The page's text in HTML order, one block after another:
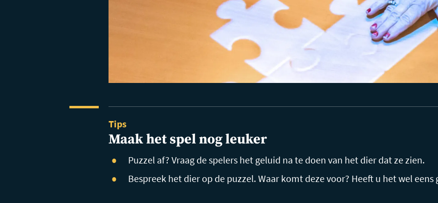
Tips
Maak het spel nog leuker
Puzzel af? Vraag de spelers het geluid na te doen van het dier dat ze zien.
Bespreek het dier op de puzzel. Waar komt deze voor? Heeft u het wel eens